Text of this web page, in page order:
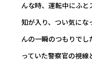
んな時、運転中にふ
知が入り、つい気にな
んの一瞬のつもりで
っていた警察官の視